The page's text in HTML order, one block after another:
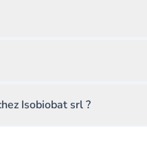
Isobiobat srl ?